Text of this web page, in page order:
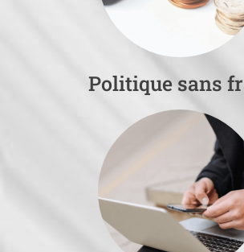
Politique sans